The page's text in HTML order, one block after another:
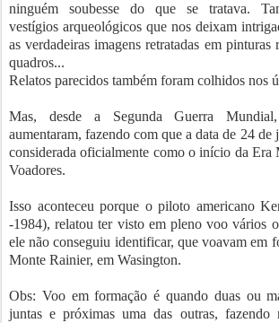
ninguém soubesse do que se tratava.
vestígios arqueológicos que nos deixam
as verdadeiras imagens retratadas em pinturas
quadros...
Relatos parecidos também foram colhidos nos
Mas, desde a Segunda Guerra Mundial,
aumentaram, fazendo com que a data de 24 de
considerada oficialmente como o início da Era
Voadores.
Isso aconteceu porque o piloto americano
-1984), relatou ter visto em pleno voo vários
ele não conseguiu identificar, que voavam em
Monte Rainier, em Wasington.
Obs: Voo em formação é quando duas ou
juntas e próximas uma das outras, fazendo